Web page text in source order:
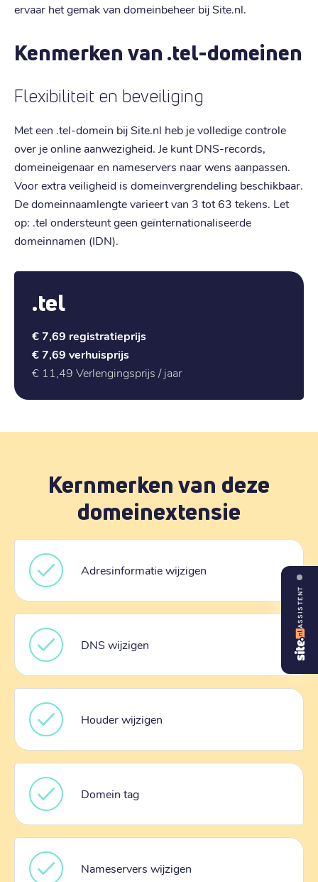
ervaar het gemak van domeinbeheer bij Site.nl.
Kenmerken van .tel-domeinen
Flexibiliteit en beveiliging
Met een .tel-domein bij Site.nl heb je volledige controle
over je online aanwezigheid. Je kunt DNS-records,
domeineigenaar en nameservers naar wens aanpassen.
Voor extra veiligheid is domeinvergrendeling beschikbaar.
De domeinnaamlengte varieert van 3 tot 63 tekens. Let
op: .tel ondersteunt geen geïnternationaliseerde
domeinnamen (IDN).
.tel
€ 7,69 registratieprijs
€ 7,69 verhuisprijs
€ 11,49 Verlengingsprijs / jaar
Kernmerken van deze
domeinextensie
Adresinformatie wijzigen
DNS wijzigen
Houder wijzigen
Domein tag
Nameservers wijzigen
ASSISTENT